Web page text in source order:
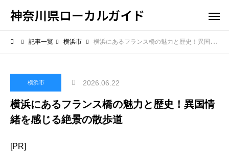
神奈川県ローカルガイド
記事一覧 横浜市 横浜にあるフランス橋の魅力と歴史！異国情緒を感じる絶景の散歩道
横浜市 2026.06.22
横浜にあるフランス橋の魅力と歴史！異国情
緒を感じる絶景の散歩道
[PR]